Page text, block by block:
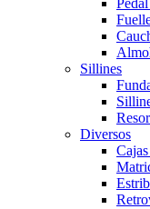
Sillines
Diversos